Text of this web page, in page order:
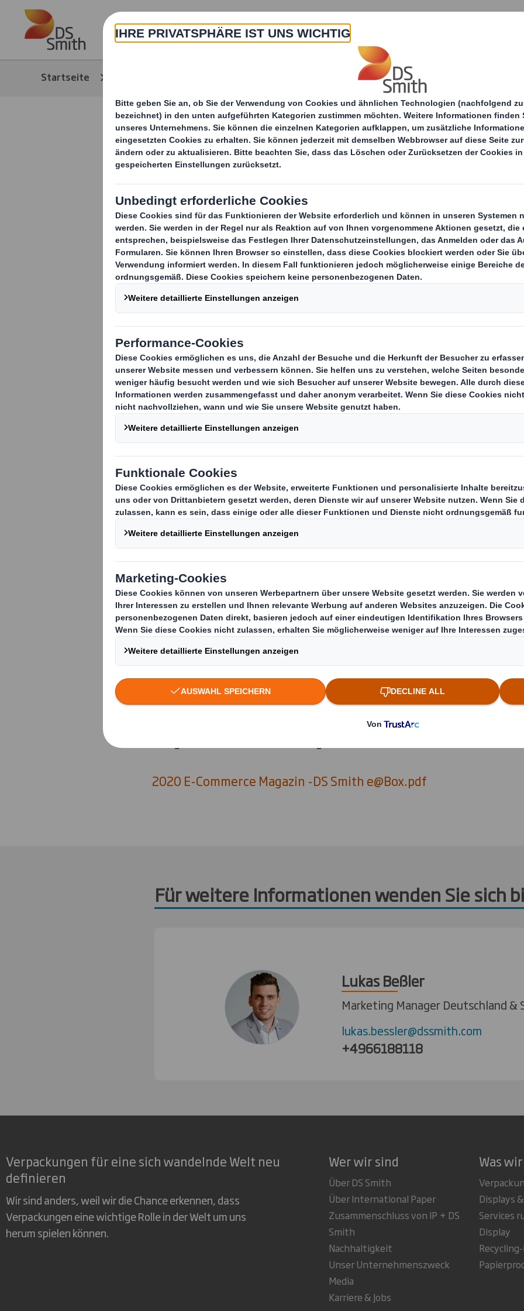
Skip to main content
Über Uns Produkte & Service
Startseite e@Box-E-Commerce-Verpackung
Innovative Online-
macht den Unterschied
Nur noch wenige Monate bis zum Online-
des Jahres. Damit der Online-Einkauf zu
Shopper und Online-Händler gleichermaßen zu
Erfolg wird, kommt es ganz entscheidend auf die
Verpackung an.
Die ideale Transportverpackung istBeschützer,
in Einem. Lesen Sie hier den ganzen Artikel
2020 E-Commerce Magazin -DS Smith e@Box.pdf
Für weitere Informationen wenden Sie sich
Lukas Beßler
Marketing Manager Deutschland &
lukas.bessler@dssmith.com
+4966188118
Verpackungen für eine sich wandelnde Welt neu
definieren
Wir sind anders, weil wir die Chance erkennen, dass
Verpackungen eine wichtige Rolle in der Welt um uns
herum spielen können.
Wer wir sind
Über DS Smith
Über International Paper
Zusammenschluss von IP + DS
Smith
Nachhaltigkeit
Unser Unternehmenszweck
Media
Karriere & Jobs
Was
Displays
Services
Display